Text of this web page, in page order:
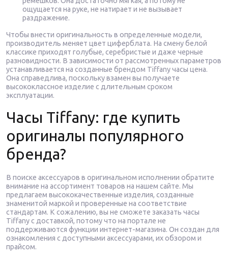
ощущается на руке, не натирает и не вызывает
раздражение.
Чтобы внести оригинальность в определенные модели,
производитель меняет цвет циферблата. На смену белой
классике приходят голубые, серебристые и даже черные
разновидности. В зависимости от рассмотренных параметров
устанавливается на созданные брендом Tiffany часы цена.
Она справедлива, поскольку взамен вы получаете
высококлассное изделие с длительным сроком
эксплуатации.
Часы Tiffany: где купить
оригиналы популярного
бренда?
В поиске аксессуаров в оригинальном исполнении обратите
внимание на ассортимент товаров на нашем сайте. Мы
предлагаем высококачественные изделия, созданные
знаменитой маркой и проверенные на соответствие
стандартам. К сожалению, вы не сможете заказать часы
Tiffany с доставкой, потому что на портале не
поддерживаются функции интернет-магазина. Он создан для
ознакомления с доступными аксессуарами, их обзором и
прайсом.